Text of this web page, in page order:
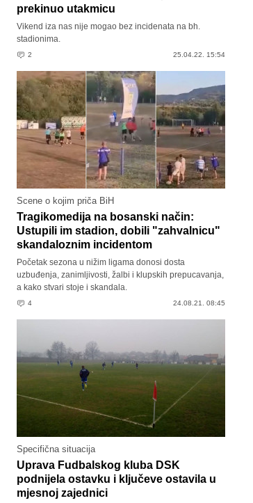
prekinuo utakmicu
Vikend iza nas nije mogao bez incidenata na bh.
stadionima.
2 25.04.22. 15:54
Scene o kojim priča BiH
Tragikomedija na bosanski način:
Ustupili im stadion, dobili "zahvalnicu"
skandaloznim incidentom
Početak sezona u nižim ligama donosi dosta
uzbuđenja, zanimljivosti, žalbi i klupskih prepucavanja,
a kako stvari stoje i skandala.
4 24.08.21. 08:45
Specifična situacija
Uprava Fudbalskog kluba DSK
podnijela ostavku i ključeve ostavila u
mjesnoj zajednici